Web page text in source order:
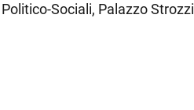
Sociali, Palazzo Strozzi